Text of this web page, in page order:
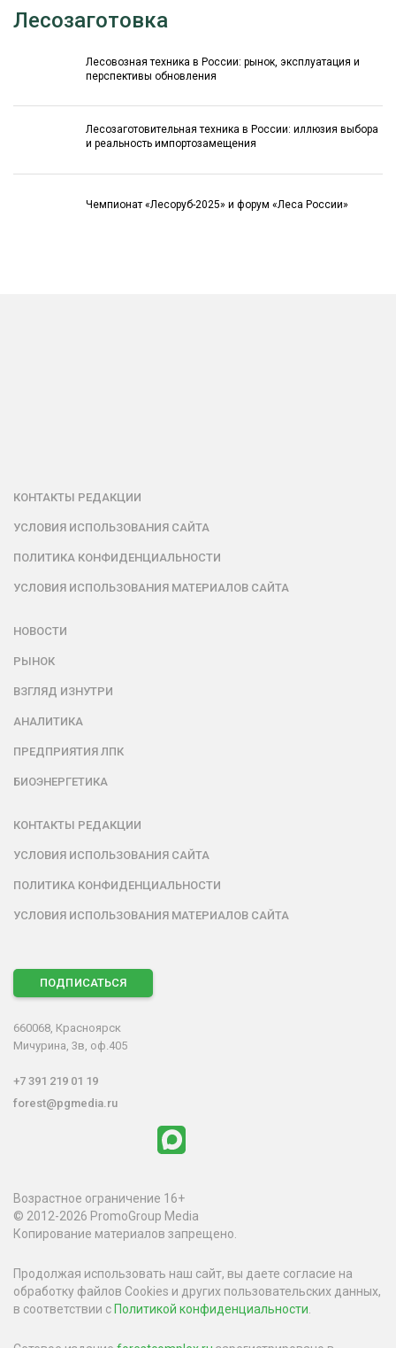
Лесозаготовка
Лесовозная техника в России: рынок, эксплуатация и
перспективы обновления
Лесозаготовительная техника в России: иллюзия выбора
и реальность импортозамещения
Чемпионат «Лесоруб-2025» и форум «Леса России»
КОНТАКТЫ РЕДАКЦИИ
УСЛОВИЯ ИСПОЛЬЗОВАНИЯ САЙТА
ПОЛИТИКА КОНФИДЕНЦИАЛЬНОСТИ
УСЛОВИЯ ИСПОЛЬЗОВАНИЯ МАТЕРИАЛОВ САЙТА
НОВОСТИ
РЫНОК
ВЗГЛЯД ИЗНУТРИ
АНАЛИТИКА
ПРЕДПРИЯТИЯ ЛПК
БИОЭНЕРГЕТИКА
КОНТАКТЫ РЕДАКЦИИ
УСЛОВИЯ ИСПОЛЬЗОВАНИЯ САЙТА
ПОЛИТИКА КОНФИДЕНЦИАЛЬНОСТИ
УСЛОВИЯ ИСПОЛЬЗОВАНИЯ МАТЕРИАЛОВ САЙТА
ПОДПИСАТЬСЯ
660068, Красноярск
Мичурина, 3в, оф.405
+7 391 219 01 19
forest@pgmedia.ru
Возрастное ограничение 16+
© 2012-2026 PromoGroup Media
Копирование материалов запрещено.
Продолжая использовать наш сайт, вы даете согласие на
обработку файлов Cookies и других пользовательских данных,
в соответствии с Политикой конфиденциальности.